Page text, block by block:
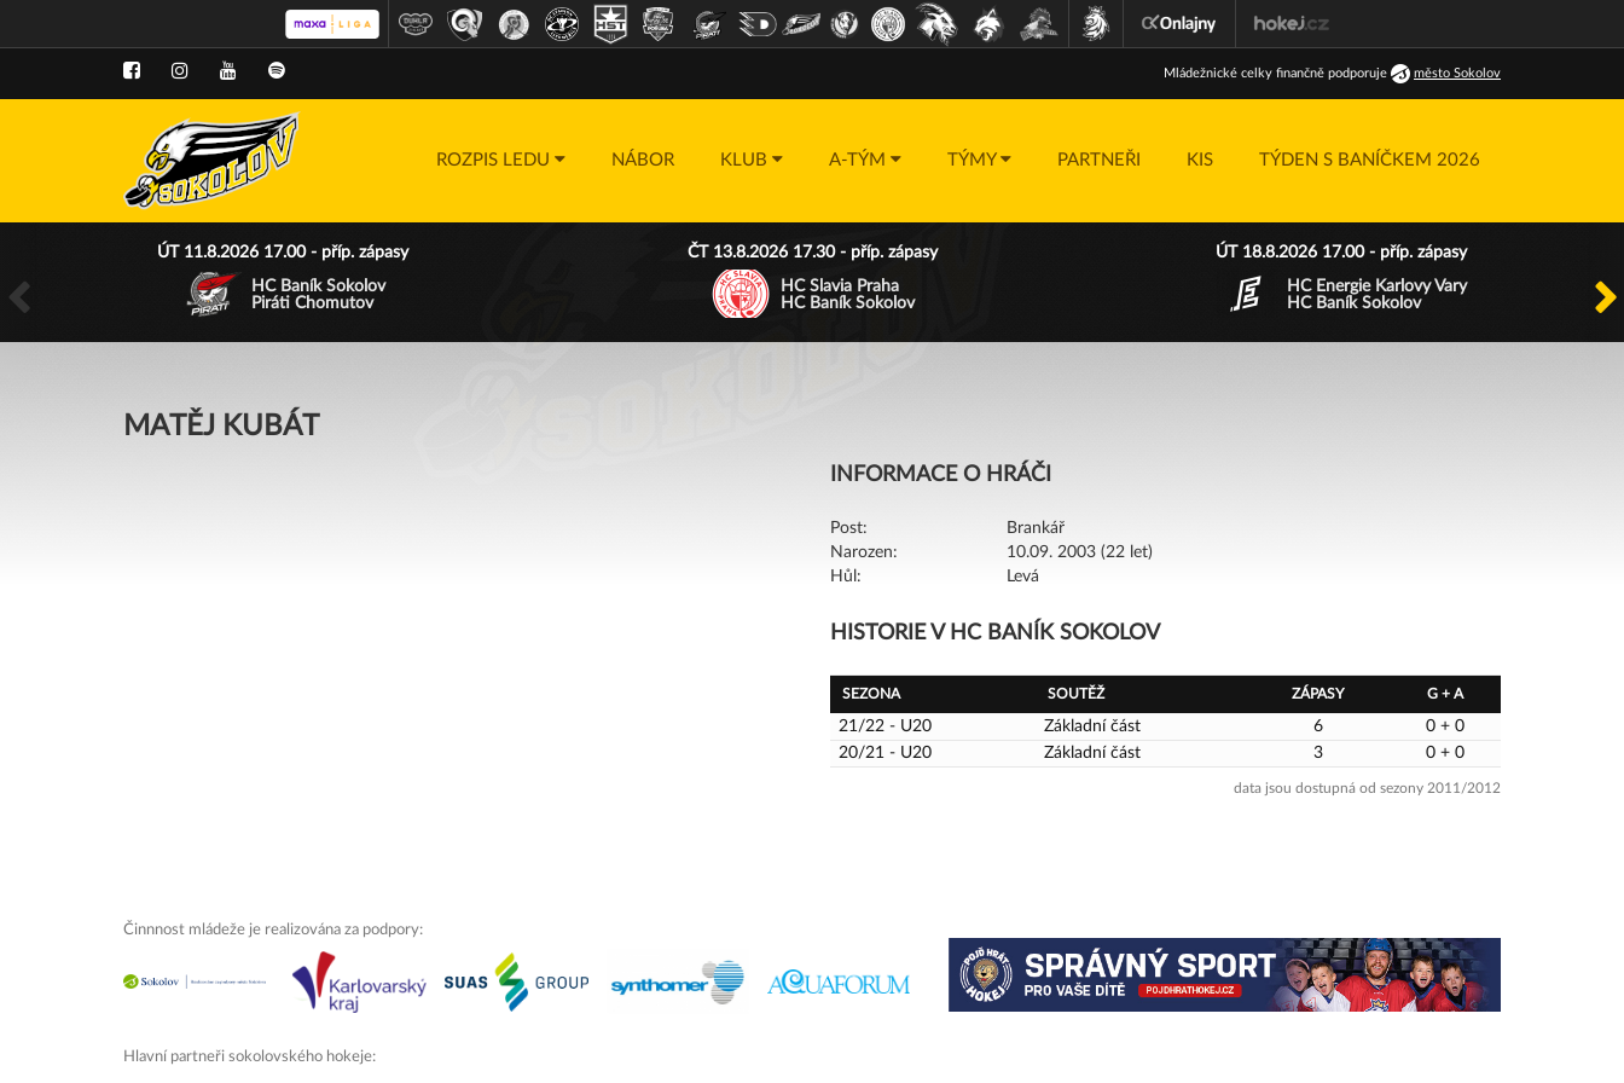
Ml ádežnické celky finančně podporuje město Sokolov
ROZPIS LEDU NÁBOR KLUB A-TÝM TÝMY PARTNEŘI KIS TÝDEN S BANÍČKEM 2026
ÚT 11.8.2026 17.00 - příp. zápasy
HC Baník Sokolov
Piráti Chomutov
ČT 13.8.2026 17.30 - příp. zápasy
HC Slavia Praha
HC Baník Sokolov
ÚT 18.8.2026 17.00 - příp. zápasy
HC Energie Karlovy Vary
HC Baník Sokolov
MATĚJ KUBÁT
INFORMACE O HRÁČI
Post:
Brankář
Narozen:
10.09. 2003 (22 let)
Hůl:
Levá
HISTORIE V HC BANÍK SOKOLOV
SEZONA SOUTĚŽ ZÁPASY G + A
21/22 - U20 Základní část 6
0 + 0
20/21 - U20
Základní část 3 0 + 0
data jsou dostupná od sezony 2011/2012
Činnnost mládeže je realizována za podpory:
Hlavní partneři sokolovského hokeje: